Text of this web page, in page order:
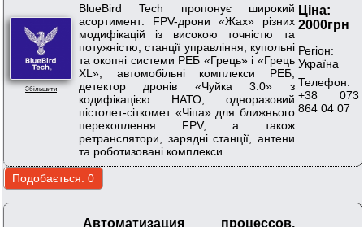
Збільшити
BlueBird Tech пропонує широкий
асортимент: FPV-дрони «Жах» різних
модифікацій із високою точністю та
потужністю, станції управління, купольні
та окопні системи РЕБ «Грець» і «Грець
XL», автомобільні комплекси РЕБ,
детектор дронів «Чуйка 3.0» з
кодифікацією НАТО, одноразовий
пістолет-сіткомет «Чіпа» для ближнього
перехоплення FPV, а також
ретранслятори, зарядні станції, антени
та роботизовані комплекси.
Ціна:
2000грн
Регіон:
Україна
Телефон:
+38 073
864 04 07
Автоматизация процессов,